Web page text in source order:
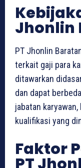
Jhonlin
PT Jhonlin
terkait gaji para
ditawarkan
dan dapat
jabatan
kualifikasi yang
Faktor